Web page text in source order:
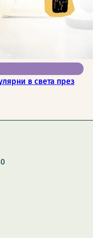
в света през